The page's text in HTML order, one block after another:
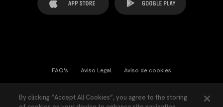
FAQ's Aviso Legal Aviso de cookies
By clicking “Accept All Cookies”, you agree to the storing